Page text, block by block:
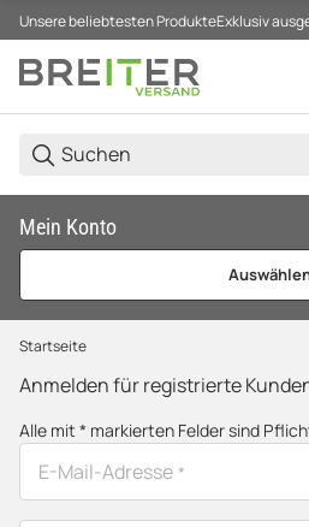
Unsere beliebtesten ProdukteExklusiv
Mein Konto
Startseite
Anmelden für registrierte
Alle mit * markierten Felder sind
E-Mail-Adresse *